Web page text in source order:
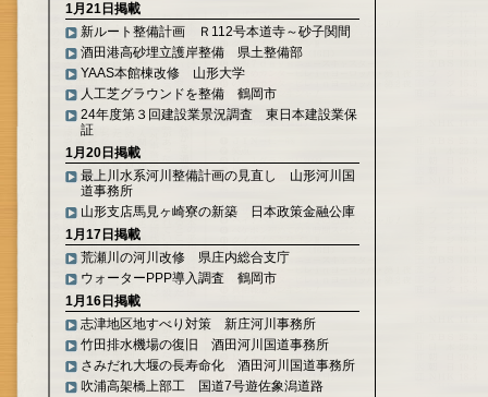
1月21日掲載
新ルート整備計画 Ｒ112号本道寺～砂子関間
酒田港高砂埋立護岸整備 県土整備部
YAAS本館棟改修 山形大学
人工芝グラウンドを整備 鶴岡市
24年度第３回建設業景況調査 東日本建設業保
証
1月20日掲載
最上川水系河川整備計画の見直し 山形河川国
道事務所
山形支店馬見ヶ崎寮の新築 日本政策金融公庫
1月17日掲載
荒瀬川の河川改修 県庄内総合支庁
ウォーターPPP導入調査 鶴岡市
1月16日掲載
志津地区地すべり対策 新庄河川事務所
竹田排水機場の復旧 酒田河川国道事務所
さみだれ大堰の長寿命化 酒田河川国道事務所
吹浦高架橋上部工 国道7号遊佐象潟道路